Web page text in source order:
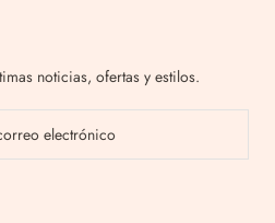
noticias, ofertas y estilos.